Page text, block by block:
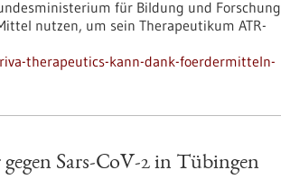
für Bildung und Forschung
nutzen, um sein Therapeutikum ATR-
therapeutics-kann-dank-foerdermitteln-
Sars-CoV-2 in Tübingen